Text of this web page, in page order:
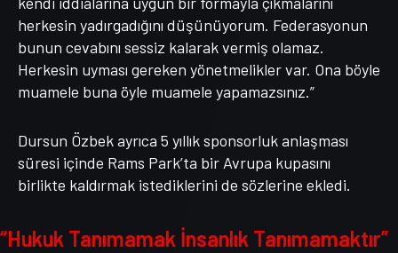
herkesin yadırgadığını düşünüyorum. Federasyonun
bunun cevabını sessiz kalarak vermiş olamaz.
Herkesin uyması gereken yönetmelikler var. Ona böyle
muamele buna öyle muamele yapamazsınız.”
Dursun Özbek ayrıca 5 yıllık sponsorluk anlaşması
süresi içinde Rams Park’ta bir Avrupa kupasını
birlikte kaldırmak istediklerini de sözlerine ekledi.
“Hukuk Tanımamak İnsanlık Tanımamaktır”